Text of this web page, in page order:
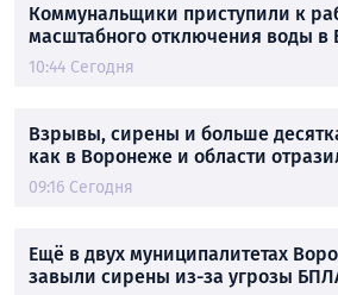
Коммунальщики приступили к
масштабного отключения воды в
10:44 Сегодня
Взрывы, сирены и больше
как в Воронеже и области
09:16 Сегодня
Ещё в двух муниципалитетах
завыли сирены из-за угрозы